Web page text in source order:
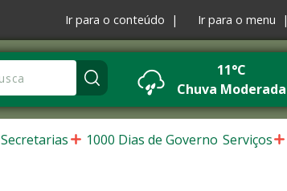
Ir para o conteúdo | Ir para o menu |
11°C
Chuva Moderada
Secretarias 1000 Dias de Governo Serviços